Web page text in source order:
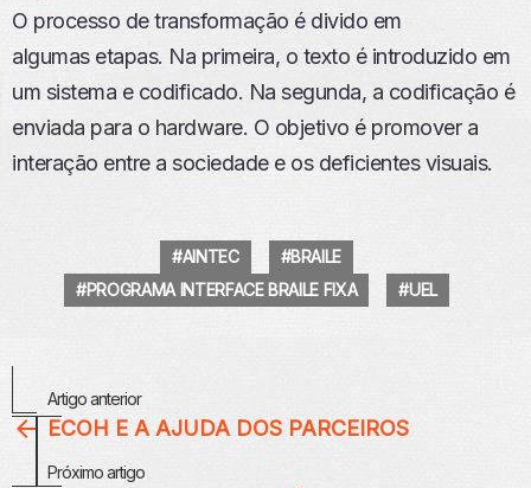
O processo de transformação é divido em
algumas etapas. Na primeira, o texto é introduzido em
um sistema e codificado. Na segunda, a codificação é
enviada para o hardware. O objetivo é promover a
interação entre a sociedade e os deficientes visuais.
AINTEC
BRAILE
PROGRAMA INTERFACE BRAILE FIXA
UEL
MaisArtigo anterior
ECOH E A AJUDA DOS PARCEIROS
Próximo artigo